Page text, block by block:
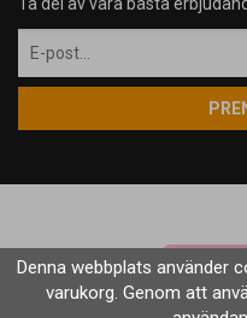
Denna webbplats använder
varukorg. Genom att